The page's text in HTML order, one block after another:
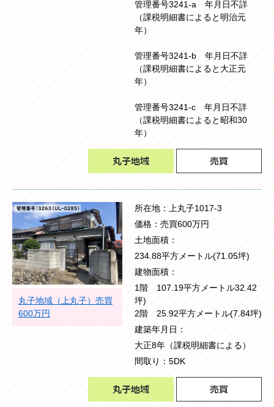
管理番号3241-a 年月日不詳
（課税明細書によると明治元
年）
管理番号3241-b 年月日不詳
（課税明細書によると大正元
年）
管理番号3241-c 年月日不詳
（課税明細書によると昭和30
年）
丸子地域（上丸子）売買
600万円
所在地
上丸子1017-3
価格
売買600万円
土地面積
234.88平方メートル(71.05坪)
建物面積
1階 107.19平方メートル32.42
坪)
2階 25.92平方メートル(7.84坪)
建築年月日
大正8年（課税明細書による）
間取り
5DK